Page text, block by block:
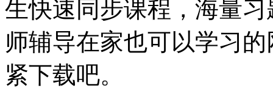
生快速同步课程，海量
师辅导在家也可以学习
紧下载吧。